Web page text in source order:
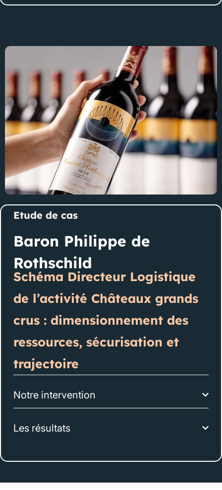
Etude de cas
Baron Philippe de
Rothschild
Schéma Directeur Logistique
de l’activité Châteaux grands
crus : dimensionnement des
ressources, sécurisation et
trajectoire
Notre intervention
Les résultats